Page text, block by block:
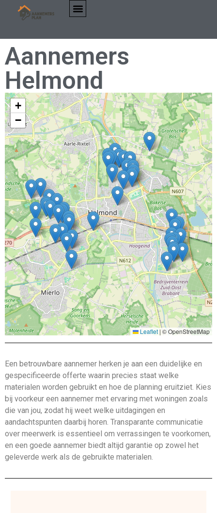
Aannemers
Helmond
+
−
Leaflet | © OpenStreetMap
Een betrouwbare aannemer herken je aan een duidelijke en
gespecificeerde offerte waarin precies staat welke
materialen worden gebruikt en hoe de planning eruitziet. Kies
bij voorkeur een aannemer met ervaring met woningen zoals
die van jou, zodat hij weet welke uitdagingen en
aandachtspunten daarbij horen. Transparante communicatie
over meerwerk is essentieel om verrassingen te voorkomen,
en een goede aannemer biedt altijd garantie op zowel het
geleverde werk als de gebruikte materialen.